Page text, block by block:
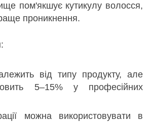
пом'якшує кутикулу волосся,
проникнення.
від типу продукту, але
5–15% у професійних
можна використовувати в